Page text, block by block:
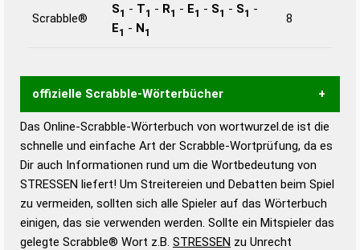
Scrabble®
S1 - T1 - R1 - E1 - S1 - S1 -
E1 - N1
8
offizielle Scrabble-Wörterbücher
Wortwurzel liefert mit Hilfe eines semantischen
Wortanalyse-Algorithmus gute Anhaltspunkte zu
Wortbedeutung, Worttrennung und Wortform, um die
Gültigkeit eines Wortes für das Scrabble-Spiel zu
bestimmen!
zugelassene Turnier Scrabble-
Wörterbücher sind:
Das Online-Scrabble-Wörterbuch von wortwurzel.de ist die
schnelle und einfache Art der Scrabble-Wortprüfung, da es
Dir auch Informationen rund um die Wortbedeutung von
STRESSEN liefert! Um Streitereien und Debatten beim Spiel
zu vermeiden, sollten sich alle Spieler auf das Wörterbuch
einigen, das sie verwenden werden. Sollte ein Mitspieler das
gelegte Scrabble® Wort z.B. STRESSEN zu Unrecht